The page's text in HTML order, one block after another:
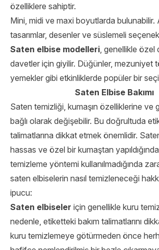
özelliklere sahiptir.
Mini, midi ve maxi boyutlarda bulunabilir.
tasarımlar, desenler ve süslemeli
Saten elbise modelleri, genellikle özel
davetler için giyilir. Düğünler, mezuniyet
yemekler gibi etkinliklerde popüler bir
Saten Elbise Bakımı
Saten temizliği, kumaşın özelliklerine ve
bağlı olarak değişebilir. Bu doğrultuda
talimatlarına dikkat etmek önemlidir.
hassas ve özel bir kumaştan
temizleme yöntemi kullanılmadığında
saten elbiselerin nasıl temizleneceği
ipucu:
Saten elbiseler için genellikle kuru
nedenle, etiketteki bakım talimatlarını
kuru temizlemeye götürmeden önce